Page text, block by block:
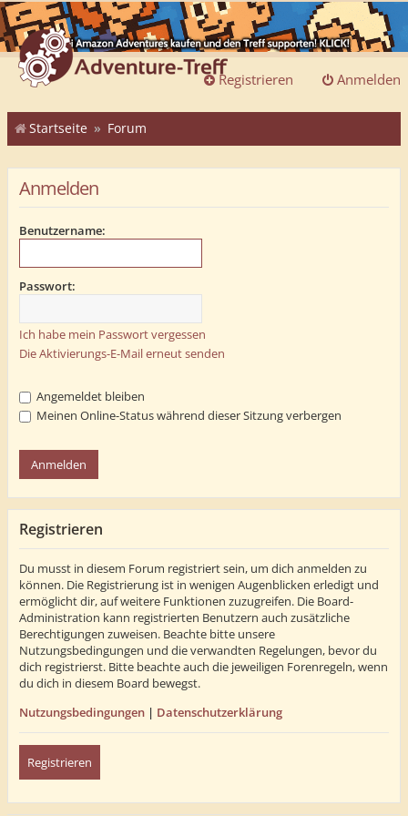
Anmelden
Registrieren
Startseite Forum
Anmelden
Benutzername:
Passwort:
Ich habe mein Passwort vergessen
Die Aktivierungs-E-Mail erneut senden
Angemeldet bleiben
Meinen Online-Status während dieser Sitzung verbergen
Registrieren
Du musst in diesem Forum registriert sein, um dich anmelden zu
können. Die Registrierung ist in wenigen Augenblicken erledigt und
ermöglicht dir, auf weitere Funktionen zuzugreifen. Die Board-
Administration kann registrierten Benutzern auch zusätzliche
Berechtigungen zuweisen. Beachte bitte unsere
Nutzungsbedingungen und die verwandten Regelungen, bevor du
dich registrierst. Bitte beachte auch die jeweiligen Forenregeln, wenn
du dich in diesem Board bewegst.
Nutzungsbedingungen | Datenschutzerklärung
Registrieren